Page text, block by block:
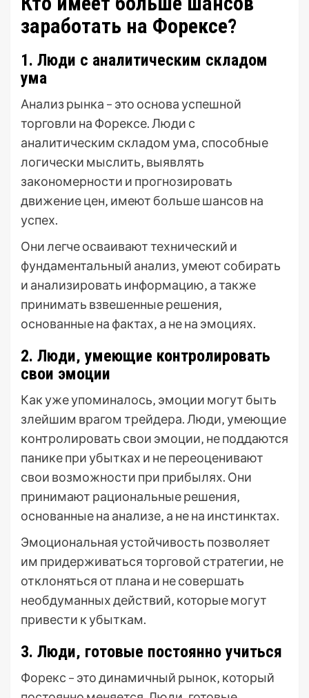
заработать на Форексе?
1. Люди с аналитическим складом
ума
Анализ рынка – это основа успешной
торговли на Форексе. Люди с
аналитическим складом ума‚ способные
логически мыслить‚ выявлять
закономерности и прогнозировать
движение цен‚ имеют больше шансов на
успех.
Они легче осваивают технический и
фундаментальный анализ‚ умеют собирать
и анализировать информацию‚ а также
принимать взвешенные решения‚
основанные на фактах‚ а не на эмоциях.
2. Люди‚ умеющие контролировать
свои эмоции
Как уже упоминалось‚ эмоции могут быть
злейшим врагом трейдера. Люди‚ умеющие
контролировать свои эмоции‚ не поддаются
панике при убытках и не переоценивают
свои возможности при прибылях. Они
принимают рациональные решения‚
основанные на анализе‚ а не на инстинктах.
Эмоциональная устойчивость позволяет
им придерживаться торговой стратегии‚ не
отклоняться от плана и не совершать
необдуманных действий‚ которые могут
привести к убыткам.
3. Люди‚ готовые постоянно учиться
Форекс – это динамичный рынок‚ который